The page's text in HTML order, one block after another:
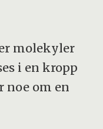
molekyler
i en kropp
noe om en